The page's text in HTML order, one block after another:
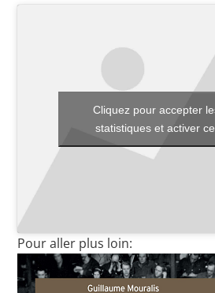
Toutes les
Les rendez-vous de
Concours de
Concours
Cliquez pour accepter
statistiques et activer
Pour aller plus loin: